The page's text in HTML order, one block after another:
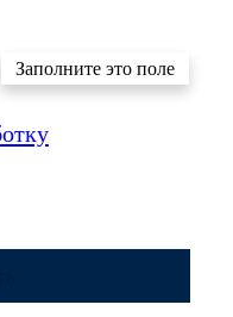
Заполните это поле